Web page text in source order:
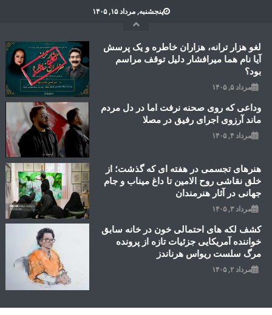
پنجشنبه, مرداد ۱۵, ۱۴۰۵
لغو هزار ترانه، هزاران خاطره و یک پرسش
آیا نام هما میرافشار دلیل توقف مراسم
بود؟
مرداد ۵, ۱۴۰۵
وداعی که روی صحنه نرفت اما در دل مردم
ماند آرزوی اجرای رفیق در مصلا
مرداد ۴, ۱۴۰۵
هنرهای تجسمی در هفته ای که گذشت؛ از
خلق نقاشی روح الامین تا داغ میناب و جام
جهانی در آثار هنرمندان
مرداد ۳, ۱۴۰۵
کشف لکه های احتمالی خون در خانه سابق
خواننده آمریکایی جزئیات تازه از پرونده
مرگ سلست ریواس هرناندز
مرداد ۲, ۱۴۰۵